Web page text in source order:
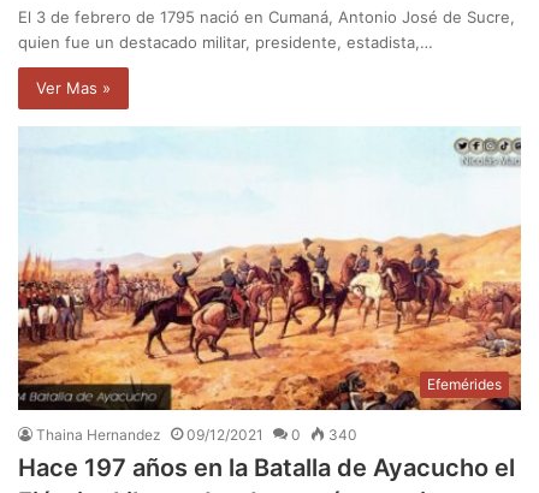
El 3 de febrero de 1795 nació en Cumaná, Antonio José de Sucre,
quien fue un destacado militar, presidente, estadista,…
Ver Mas »
Efemérides
Thaina Hernandez 09/12/2021 0 340
Hace 197 años en la Batalla de Ayacucho el